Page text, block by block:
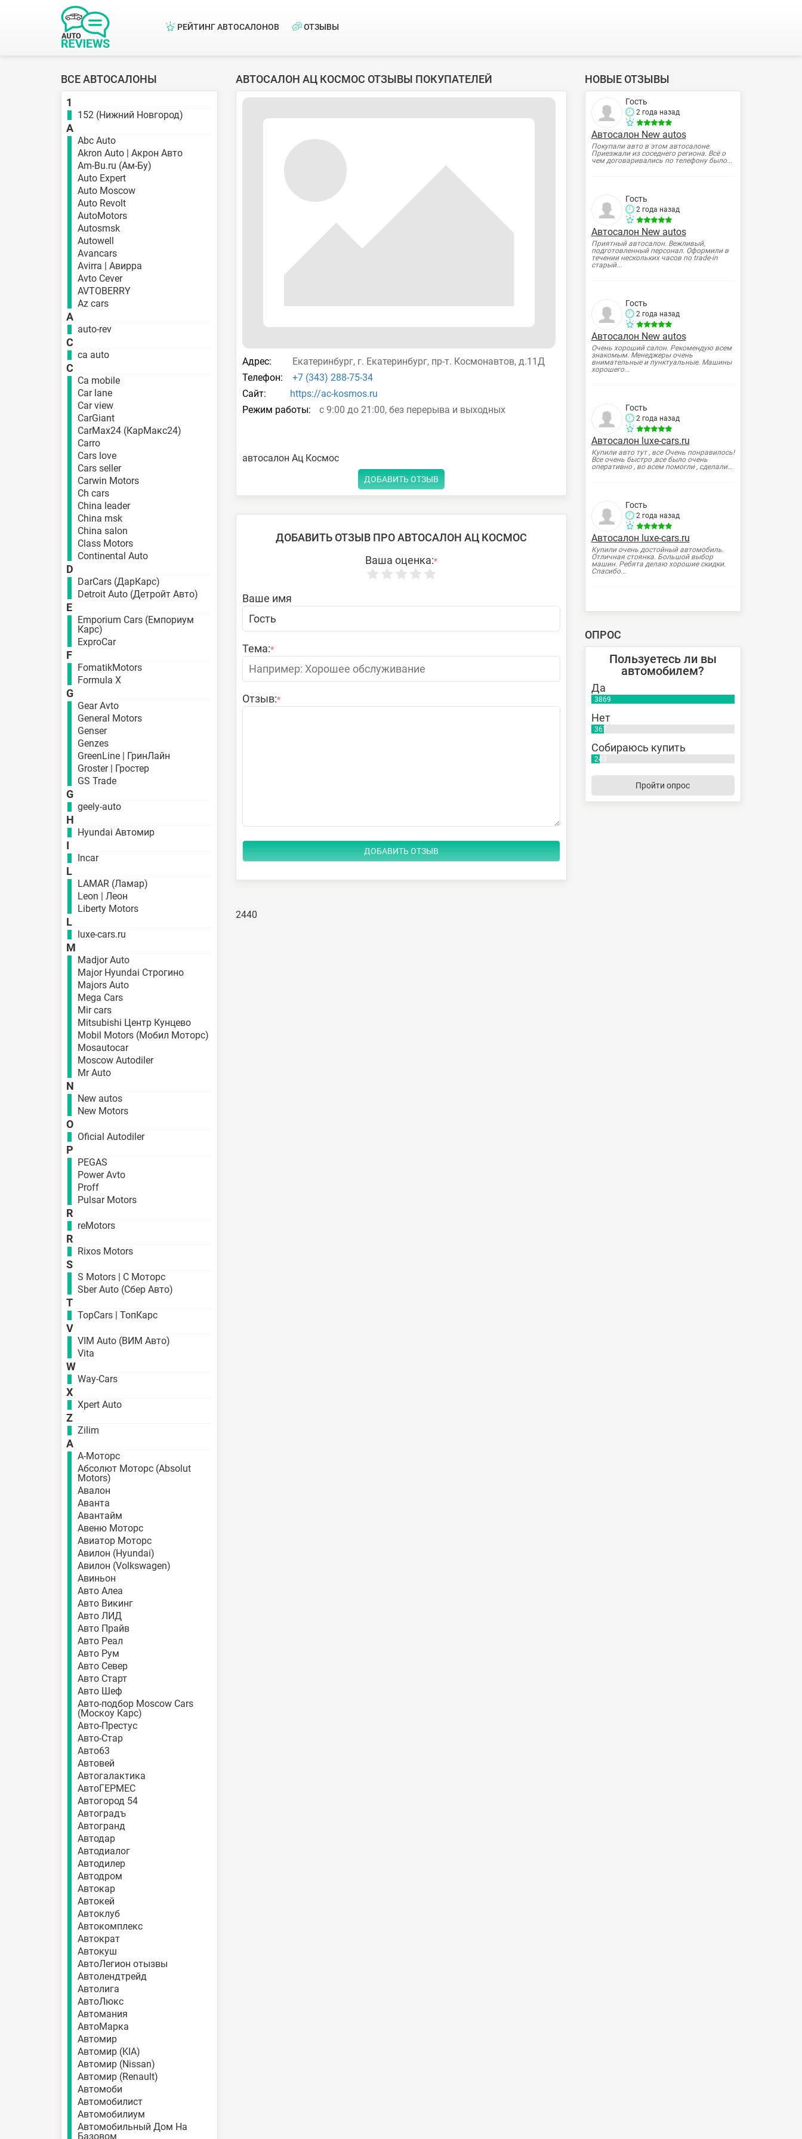
РЕЙТИНГ АВТОСАЛОНОВ ОТЗЫВЫ
ВСЕ АВТОСАЛОНЫ
1
152 (Нижний Новгород)
A
Abc Auto
Akron Auto | Акрон Авто
Am-Bu.ru (Ам-Бу)
Auto Expert
Auto Moscow
Auto Revolt
AutoMotors
Autosmsk
Autowell
Avancars
Avirra | Авирра
Avto Cever
AVTOBERRY
Az cars
A
auto-rev
C
ca auto
C
Ca mobile
Car lane
Car view
CarGiant
CarMax24 (КарМакс24)
Carro
Cars love
Cars seller
Carwin Motors
Ch cars
China leader
China msk
China salon
Class Motors
Continental Auto
D
DarCars (ДарКарс)
Detroit Auto (Детройт Авто)
E
Emporium Cars (Емпориум
Карс)
ExproCar
F
FomatikMotors
Formula X
G
Gear Avto
General Motors
Genser
Genzes
GreenLine | ГринЛайн
Groster | Гростер
GS Trade
G
geely-auto
H
Hyundai Автомир
I
Incar
L
LAMAR (Ламар)
Leon | Леон
Liberty Motors
L
luxe-cars.ru
M
Madjor Auto
Major Hyundai Строгино
Majors Auto
Mega Cars
Mir cars
Mitsubishi Центр Кунцево
Mobil Motors (Мобил Моторс)
Mosautocar
Moscow Autodiler
Mr Auto
N
New autos
New Motors
O
Oficial Autodiler
P
PEGAS
Power Avto
Proff
Pulsar Motors
R
reMotors
R
Rixos Motors
S
S Motors | С Моторс
Sber Auto (Сбер Авто)
T
TopCars | ТопКарс
V
VIM Auto (ВИМ Авто)
Vita
W
Way-Cars
X
Xpert Auto
Z
Zilim
А
А-Моторс
Абсолют Моторс (Absolut
Motors)
Авалон
Аванта
Авантайм
Авеню Моторс
Авиатор Моторс
Авилон (Hyundai)
Авилон (Volkswagen)
Авиньон
Авто Алеа
Авто Викинг
Авто ЛИД
Авто Прайв
Авто Реал
Авто Рум
Авто Север
Авто Старт
Авто Шеф
Авто-подбор Moscow Cars
(Москоу Карс)
Авто-Престус
Авто-Стар
Авто63
Автовей
Автогалактика
АвтоГЕРМЕС
Автогород 54
Автоградъ
Автогранд
Автодар
Автодиалог
Автодилер
Автодром
Автокар
Автокей
Автоклуб
Автокомплекс
Автократ
Автокуш
АвтоЛегион отызвы
Автолендтрейд
Автолига
АвтоЛюкс
Автомания
АвтоМарка
Автомир
Автомир (KIA)
Автомир (Nissan)
Автомир (Renault)
Автомоби
Автомобилист
Автомобилиум
Автомобильный Дом На
Базовом
АВТОСАЛОН АЦ КОСМОС ОТЗЫВЫ ПОКУПАТЕЛЕЙ
Адрес:
Екатеринбург, г. Екатеринбург, пр-т. Космонавтов, д.11Д
Телефон:
+7 (343) 288-75-34
Сайт:
https://ac-kosmos.ru
Режим работы:
с 9:00 до 21:00, без перерыва и выходных
автосалон Ац Космос
ДОБАВИТЬ ОТЗЫВ
ДОБАВИТЬ ОТЗЫВ ПРО АВТОСАЛОН АЦ КОСМОС
Ваша оценка:*
Ваше имя
Тема:*
Отзыв:*
2440
НОВЫЕ ОТЗЫВЫ
Гость
2 года назад
Автосалон New autos
Покупали авто в этом автосалоне.
Приезжали из соседнего региона. Всё о
чем договаривались по телефону было...
Гость
2 года назад
Автосалон New autos
Приятный автосалон. Вежливый,
подготовленный персонал. Оформили в
течении нескольких часов по trade-in
старый...
Гость
2 года назад
Автосалон New autos
Очень хороший салон. Рекомендую всем
знакомым. Менеджеры очень
внимательные и пунктуальные. Машины
хорошего...
Гость
2 года назад
Автосалон luxe-cars.ru
Купили авто тут , все Очень понравилось!
Все очень быстро ,все было очень
оперативно , во всем помогли , сделали...
Гость
2 года назад
Автосалон luxe-cars.ru
Купили очень достойный автомобиль.
Отличная стоянка. Большой выбор
машин. Ребята делаю хорошие скидки.
Спасибо...
ОПРОС
Пользуетесь ли вы
автомобилем?
Да
3869
Нет
367
Собираюсь купить
243
Пройти опрос